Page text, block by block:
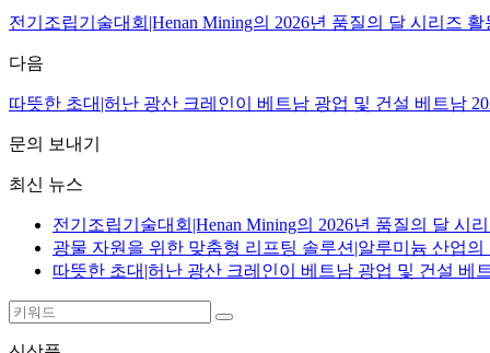
전기조립기술대회|Henan Mining의 2026년 품질의 달 시리즈 활
다음
따뜻한 초대|허난 광산 크레인이 베트남 광업 및 건설 베트남
문의 보내기
최신 뉴스
전기조립기술대회|Henan Mining의 2026년 품질의 달 시
광물 자원을 위한 맞춤형 리프팅 솔루션|알루미늄 산업
따뜻한 초대|허난 광산 크레인이 베트남 광업 및 건설 베